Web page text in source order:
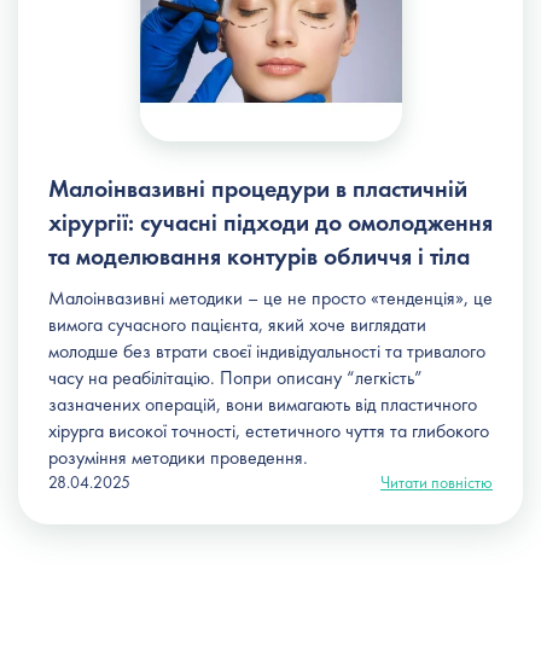
Малоінвазивні процедури в пластичній
хірургії: сучасні підходи до омолодження
та моделювання контурів обличчя і тіла
Малоінвазивні методики – це не просто «тенденція», це
вимога сучасного пацієнта, який хоче виглядати
молодше без втрати своєї індивідуальності та тривалого
часу на реабілітацію. Попри описану “легкість”
зазначених операцій, вони вимагають від пластичного
хірурга високої точності, естетичного чуття та глибокого
розуміння методики проведення.
28.04.2025 Читати повністю